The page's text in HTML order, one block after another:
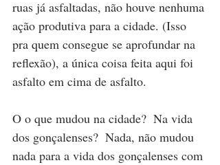
ruas já asfaltadas, não houve nenhuma
ação produtiva para a cidade. (Isso
pra quem consegue se aprofundar na
reflexão), a única coisa feita aqui foi
asfalto em cima de asfalto.
O o que mudou na cidade?  Na vida
dos gonçalenses?  Nada, não mudou
nada para a vida dos gonçalenses com